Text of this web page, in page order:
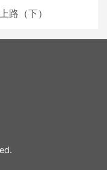
路（下）